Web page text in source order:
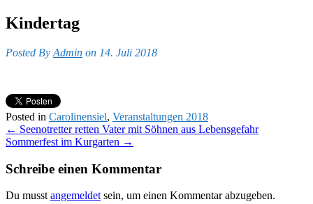
Kindertag
Posted By Admin on 14. Juli 2018
Posted in Carolinensiel, Veranstaltungen 2018
Post
navigation
← Seenotretter retten Vater mit Söhnen aus Lebensgefahr
Sommerfest im Kurgarten →
Schreibe einen Kommentar
Du musst angemeldet sein, um einen Kommentar abzugeben.